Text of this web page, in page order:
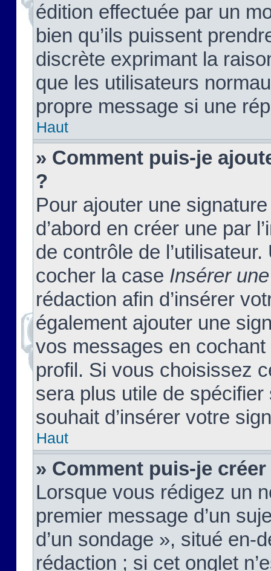
édition effectuée par un
bien qu’ils puissent
discrète exprimant la
que les utilisateurs
propre message si une
Haut
» Comment puis-je
?
Pour ajouter une
d’abord en créer une par
de contrôle de
cocher la case Insérer
rédaction afin d’insérer
également ajouter une
vos messages en
profil. Si vous choisissez
sera plus utile de
souhait d’insérer votre
Haut
» Comment puis-je
Lorsque vous rédigez un
premier message d’un
d’un sondage », situé en-
rédaction ; si cet onglet